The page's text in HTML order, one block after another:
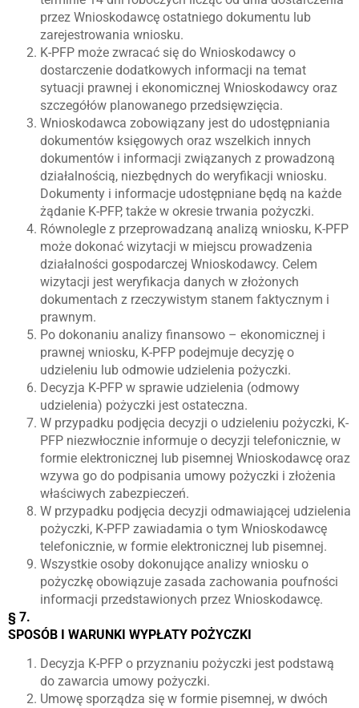
przez Wnioskodawcę ostatniego dokumentu lub
zarejestrowania wniosku.
K-PFP może zwracać się do Wnioskodawcy o
dostarczenie dodatkowych informacji na temat
sytuacji prawnej i ekonomicznej Wnioskodawcy oraz
szczegółów planowanego przedsięwzięcia.
Wnioskodawca zobowiązany jest do udostępniania
dokumentów księgowych oraz wszelkich innych
dokumentów i informacji związanych z prowadzoną
działalnością, niezbędnych do weryfikacji wniosku.
Dokumenty i informacje udostępniane będą na każde
żądanie K-PFP, także w okresie trwania pożyczki.
Równolegle z przeprowadzaną analizą wniosku, K-PFP
może dokonać wizytacji w miejscu prowadzenia
działalności gospodarczej Wnioskodawcy. Celem
wizytacji jest weryfikacja danych w złożonych
dokumentach z rzeczywistym stanem faktycznym i
prawnym.
Po dokonaniu analizy finansowo – ekonomicznej i
prawnej wniosku, K-PFP podejmuje decyzję o
udzieleniu lub odmowie udzielenia pożyczki.
Decyzja K-PFP w sprawie udzielenia (odmowy
udzielenia) pożyczki jest ostateczna.
W przypadku podjęcia decyzji o udzieleniu pożyczki, K-
PFP niezwłocznie informuje o decyzji telefonicznie, w
formie elektronicznej lub pisemnej Wnioskodawcę oraz
wzywa go do podpisania umowy pożyczki i złożenia
właściwych zabezpieczeń.
W przypadku podjęcia decyzji odmawiającej udzielenia
pożyczki, K-PFP zawiadamia o tym Wnioskodawcę
telefonicznie, w formie elektronicznej lub pisemnej.
Wszystkie osoby dokonujące analizy wniosku o
pożyczkę obowiązuje zasada zachowania poufności
informacji przedstawionych przez Wnioskodawcę.
§ 7.
SPOSÓB I WARUNKI WYPŁATY POŻYCZKI
Decyzja K-PFP o przyznaniu pożyczki jest podstawą
do zawarcia umowy pożyczki.
Umowę sporządza się w formie pisemnej, w dwóch